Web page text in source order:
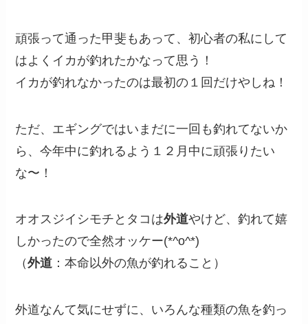
頑張って通った甲斐もあって、初心者の私にして
はよくイカが釣れたかなって思う！
イカが釣れなかったのは最初の１回だけやしね！
ただ、エギングではいまだに一回も釣れてないか
ら、今年中に釣れるよう１２月中に頑張りたい
な〜！
オオスジイシモチとタコは外道やけど、釣れて嬉
しかったので全然オッケー(*^o^*)
（外道 ：本命以外の魚が釣れること）
外道なんて気にせずに、いろんな種類の魚を釣っ